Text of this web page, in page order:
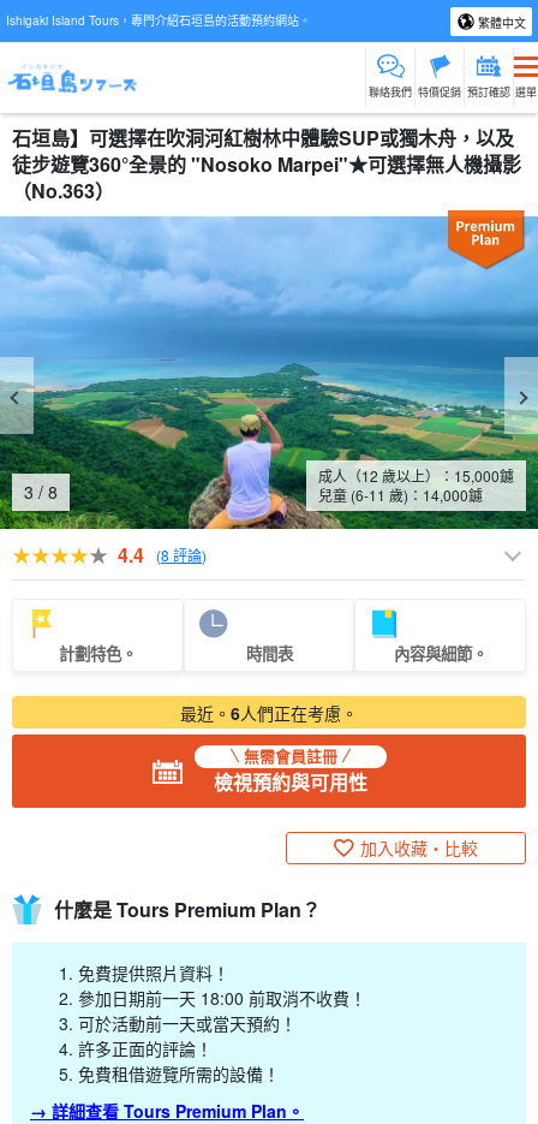
Ishigaki Island Tours，專門介紹石垣島的活動預約網站。 繁體中文
聯絡我們 特價促銷 預訂確認 選單
石垣島】可選擇在吹洞河紅樹林中體驗SUP或獨木舟，以及
徒步遊覽360°全景的 "Nosoko Marpei"★可選擇無人機攝影
（No.363）
4 / 8
成人（12 歲以上）：15,000鑢
兒童 (6-11 歲)： 14,000鑢
4.4 (8 評論)
計劃特色。 時間表 內容與細節。
最近。 6人們正在考慮。
無需會員註冊
檢視預約與可用性
加入收藏・比較
什麼是 Tours Premium Plan？
免費提供照片資料！
參加日期前一天 18:00 前取消不收費！
可於活動前一天或當天預約！
許多正面的評論！
免費租借遊覽所需的設備！
→ 詳細查看 Tours Premium Plan。